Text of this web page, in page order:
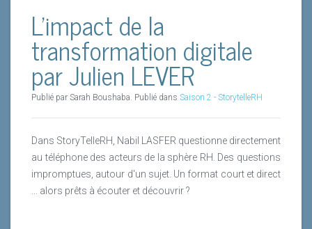
L'impact de la
transformation digitale
par Julien LEVER
Publié par Sarah Boushaba. Publié dans Saison 2 - StorytelleRH
Dans StoryTelleRH, Nabil LASFER questionne directement
au téléphone des acteurs de la sphère RH. Des questions
impromptues, autour d'un sujet. Un format court et direct
... alors prêts à écouter et découvrir ?